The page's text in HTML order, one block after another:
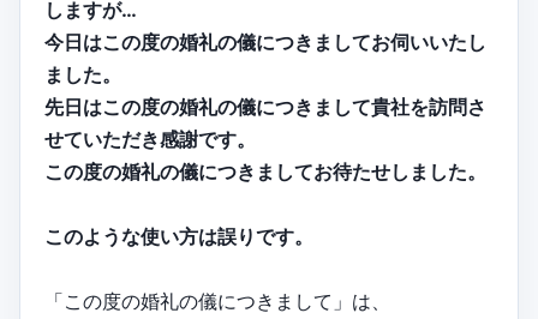
しますが…
今日はこの度の婚礼の儀につきましてお伺いいたし
ました。
先日はこの度の婚礼の儀につきまして貴社を訪問さ
せていただき感謝です。
この度の婚礼の儀につきましてお待たせしました。
このような使い方は誤りです。
「この度の婚礼の儀につきまして」は、